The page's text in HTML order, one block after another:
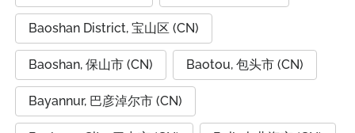
Baoshan District, 宝山区 (CN)
Baoshan, 保山市 (CN) Baotou, 包头市 (CN)
Bayannur, 巴彦淖尔市 (CN)